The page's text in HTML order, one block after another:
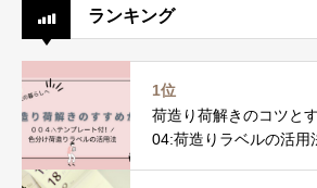
ランキング
1位
荷造り荷解きのコツと
04:荷造りラベルの活用